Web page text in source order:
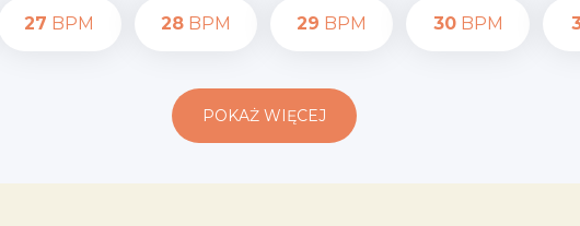
27 BPM 28BPM 29 BPM 30BPM
POKAŻ WIĘCEJ